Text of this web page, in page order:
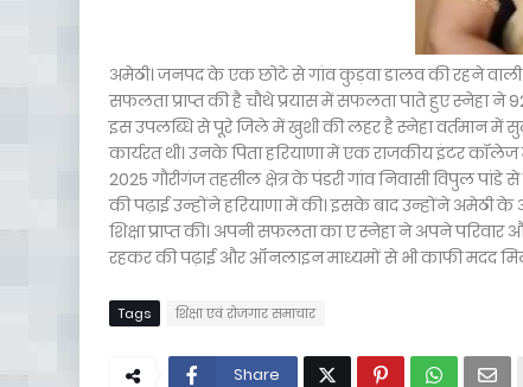
अमेठी। जनपद के एक छोटे से गांव कुड़वा डालव की रहने
सफलता प्राप्त की है चौथे प्रयास में सफलता पाते हुए स्नेहा
इस उपलब्धि से पूरे जिले में खुशी की लहर है स्नेहा वर्तमान में
कार्यरत थी। उनके पिता हरियाणा में एक राजकीय इंटर कॉलेज
2025 गौरीगंज तहसील क्षेत्र के पंडरी गांव निवासी विपुल पांडे
की पढ़ाई उन्होंने हरियाणा में की। इसके बाद उन्होंने
शिक्षा प्राप्त की। अपनी सफलता का ए स्नेहा ने अपने
रहकर की पढ़ाई और ऑनलाइन माध्यमों से भी काफी मदद
Tags शिक्षा एवं रोजगार समाचार
Share